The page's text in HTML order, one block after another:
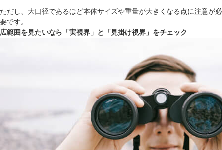
ただし、大口径であるほど本体サイズや重量が大きくなる点に注意が必
要です。
広範囲を見たいなら「実視界」と「見掛け視界」をチェック